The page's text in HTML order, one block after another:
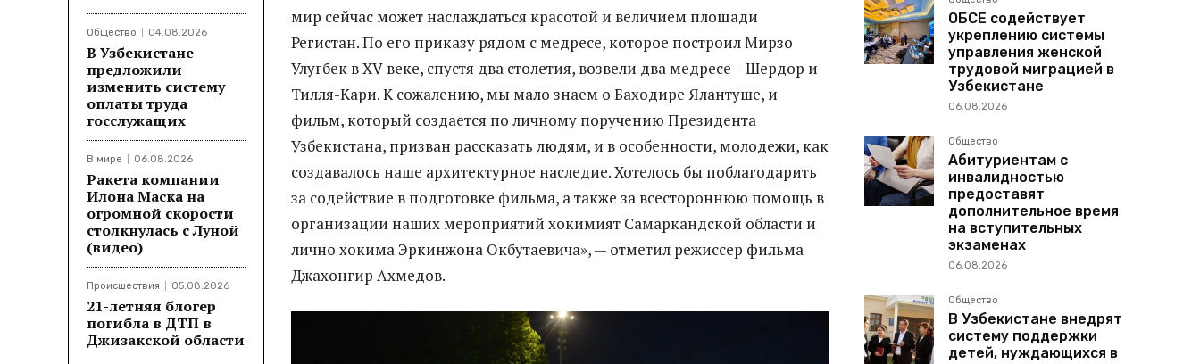
Общество 04.08.2026
В Узбекистане
предложили
изменить систему
оплаты труда
госслужащих
В мире 06.08.2026
Ракета компании
Илона Маска на
огромной скорости
столкнулась с Луной
(видео)
Происшествия 05.08.2026
21-летняя блогер
погибла в ДТП в
Джизакской области
мир сейчас может наслаждаться красотой и величием площади
Регистан. По его приказу рядом с медресе, которое построил Мирзо
Улугбек в XV веке, спустя два столетия, возвели два медресе – Шердор и
Тилля-Кари. К сожалению, мы мало знаем о Баходире Ялантуше, и
фильм, который создается по личному поручению Президента
Узбекистана, призван рассказать людям, и в особенности, молодежи, как
создавалось наше архитектурное наследие. Хотелось бы поблагодарить
за содействие в подготовке фильма, а также за всестороннюю помощь в
организации наших мероприятий хокимият Самаркандской области и
лично хокима Эркинжона Окбутаевича», — отметил режиссер фильма
Джахонгир Ахмедов.
ОБСЕ содействует
укреплению системы
управления женской
трудовой миграцией в
Узбекистане
06.08.2026
Общество
Абитуриентам с
инвалидностью
предоставят
дополнительное время
на вступительных
экзаменах
06.08.2026
Общество
В Узбекистане внедрят
систему поддержки
детей, нуждающихся в